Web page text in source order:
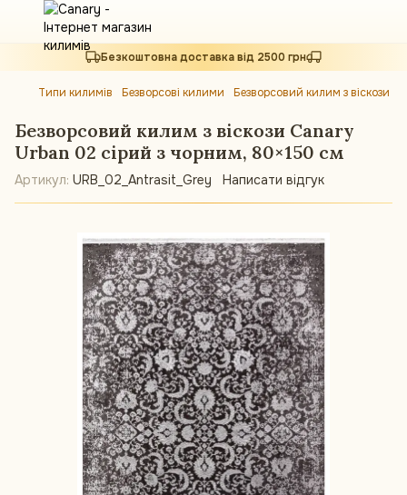
Безкоштовна доставка від 2500 грн
Типи килимів Безворсові килими Безворсовий килим з віскози
Безворсовий килим з віскози Canary
Urban 02 сірий з чорним, 80×150 см
Артикул: URB_02_Antrasit_Grey Написати відгук